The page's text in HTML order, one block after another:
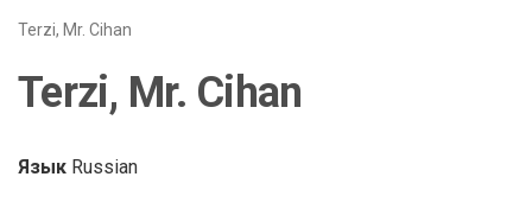
Terzi, Mr. Cihan
Terzi, Mr. Cihan
Язык Russian